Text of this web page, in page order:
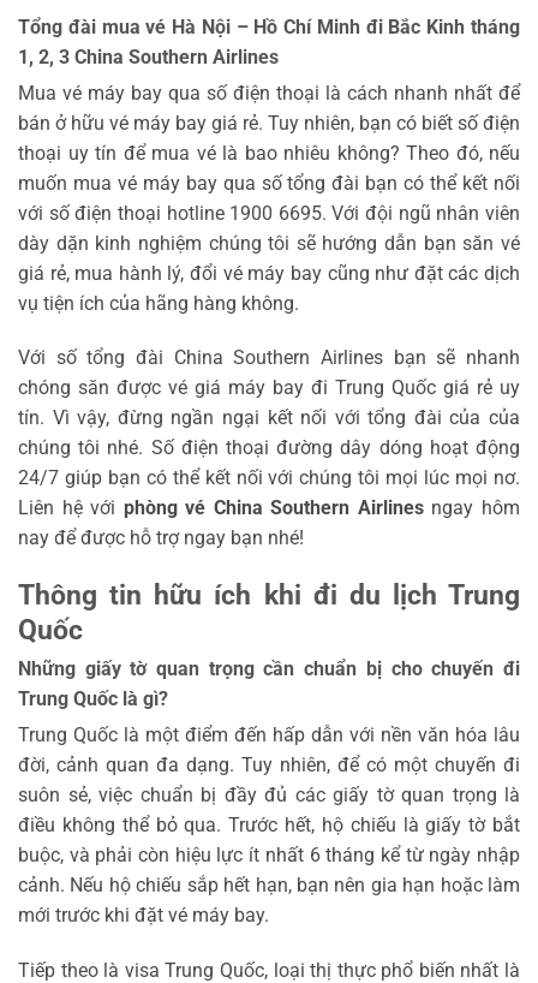
Tổng đài mua vé Hà Nội – Hồ Chí Minh đi Bắc Kinh tháng
1, 2, 3 China Southern Airlines
Mua vé máy bay qua số điện thoại là cách nhanh nhất để
bán ở hữu vé máy bay giá rẻ. Tuy nhiên, bạn có biết số điện
thoại uy tín để mua vé là bao nhiêu không? Theo đó, nếu
muốn mua vé máy bay qua số tổng đài bạn có thể kết nối
với số điện thoại hotline 1900 6695. Với đội ngũ nhân viên
dày dặn kinh nghiệm chúng tôi sẽ hướng dẫn bạn săn vé
giá rẻ, mua hành lý, đổi vé máy bay cũng như đặt các dịch
vụ tiện ích của hãng hàng không.
Với số tổng đài China Southern Airlines bạn sẽ nhanh
chóng săn được vé giá máy bay đi Trung Quốc giá rẻ uy
tín. Vì vậy, đừng ngần ngại kết nối với tổng đài của của
chúng tôi nhé. Số điện thoại đường dây dóng hoạt động
24/7 giúp bạn có thể kết nối với chúng tôi mọi lúc mọi nơ.
Liên hệ với phòng vé China Southern Airlinesngay hôm
nay để được hỗ trợ ngay bạn nhé!
Thông tin hữu ích khi đi du lịch Trung
Quốc
Những giấy tờ quan trọng cần chuẩn bị cho chuyến đi
Trung Quốc là gì?
Trung Quốc là một điểm đến hấp dẫn với nền văn hóa lâu
đời, cảnh quan đa dạng. Tuy nhiên, để có một chuyến đi
suôn sẻ, việc chuẩn bị đầy đủ các giấy tờ quan trọng là
điều không thể bỏ qua. Trước hết, hộ chiếu là giấy tờ bắt
buộc, và phải còn hiệu lực ít nhất 6 tháng kể từ ngày nhập
cảnh. Nếu hộ chiếu sắp hết hạn, bạn nên gia hạn hoặc làm
mới trước khi đặt vé máy bay.
Tiếp theo là visa Trung Quốc, loại thị thực phổ biến nhất là